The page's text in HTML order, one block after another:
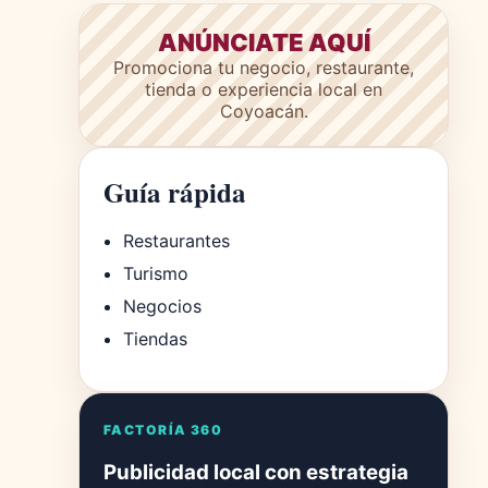
ANÚNCIATE AQUÍ
Promociona tu negocio, restaurante,
tienda o experiencia local en
Coyoacán.
Guía rápida
Restaurantes
Turismo
Negocios
Tiendas
FACTORÍA 360
Publicidad local con estrategia